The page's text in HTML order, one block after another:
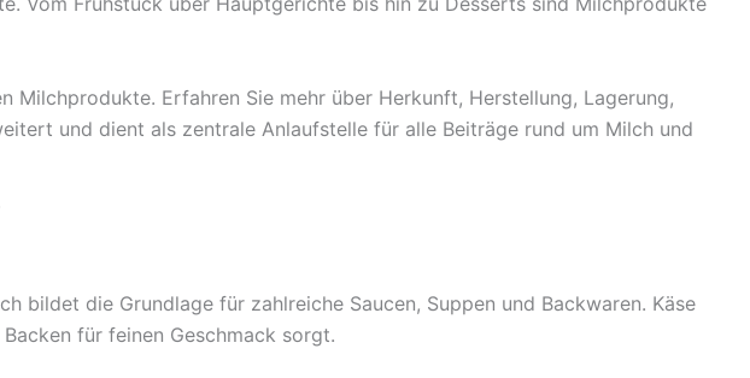
Erfahren Sie mehr über Herkunft, Herstellung, Lagerung,
und dient als zentrale Anlaufstelle für alle Beiträge rund um Milch und
bildet die Grundlage für zahlreiche Saucen, Suppen und Backwaren. Käse
für feinen Geschmack sorgt.